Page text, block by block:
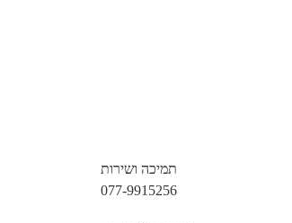
תמיכה ושירות
077-9915256